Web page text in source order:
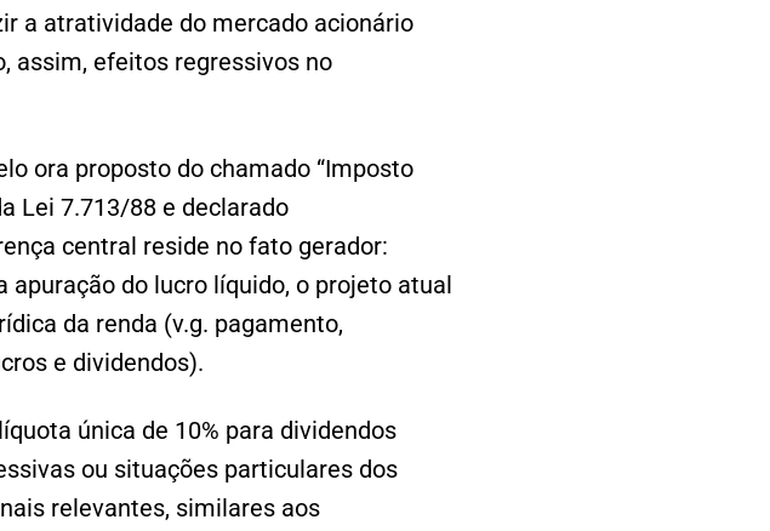
a atratividade do mercado acionário
assim, efeitos regressivos no
ora proposto do chamado “Imposto
Lei 7.713/88 e declarado
central reside no fato gerador:
do lucro líquido, o projeto atual
da renda (v.g. pagamento,
e dividendos).
única de 10% para dividendos
ou situações particulares dos
relevantes, similares aos